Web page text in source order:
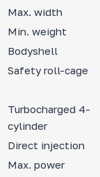
Max. width
Min. weight
Bodyshell
Safety roll-cage
Turbocharged 4-
cylinder
Direct injection
Max. power